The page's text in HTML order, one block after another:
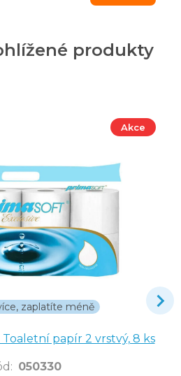
produkty
Akce
zaplatíte méně
papír 2 vrstvý, 8 ks
: 050330